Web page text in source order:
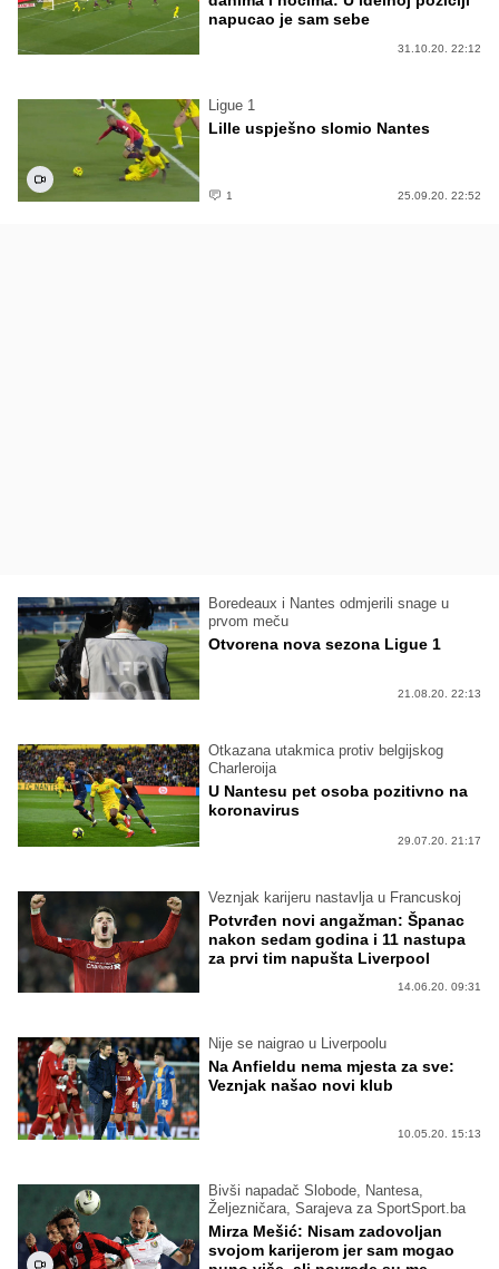
napucao je sam sebe
31.10.20. 22:12
Ligue 1
Lille uspješno slomio Nantes
1 25.09.20. 22:52
Boredeaux i Nantes odmjerili snage u
prvom meču
Otvorena nova sezona Ligue 1
21.08.20. 22:13
Otkazana utakmica protiv belgijskog
Charleroija
U Nantesu pet osoba pozitivno na
koronavirus
29.07.20. 21:17
Veznjak karijeru nastavlja u Francuskoj
Potvrđen novi angažman: Španac
nakon sedam godina i 11 nastupa
za prvi tim napušta Liverpool
14.06.20. 09:31
Nije se naigrao u Liverpoolu
Na Anfieldu nema mjesta za sve:
Veznjak našao novi klub
10.05.20. 15:13
Bivši napadač Slobode, Nantesa,
Željezničara, Sarajeva za SportSport.ba
Mirza Mešić: Nisam zadovoljan
svojom karijerom jer sam mogao